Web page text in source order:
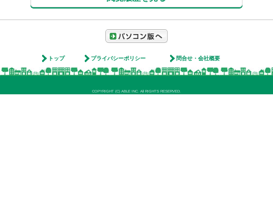
トップ プライバシーポリシー 問合せ・会社概要
COPYRIGHT (C) ABLE INC. All RIGHTS RESERVED.